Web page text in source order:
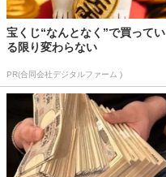
宝くじ“なんとなく”で買ってい
る限り変わらない
PR(合同会社デジタルファーム )